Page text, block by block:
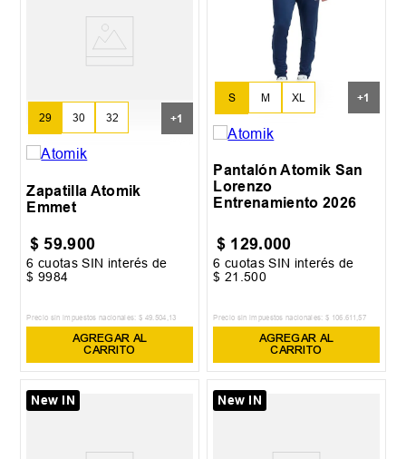
29 30 32
33
+1
Zapatilla Atomik
Emmet
$ 59.900
6 cuotas SIN interés de
$ 9984
Precio sin impuestos nacionales: $ 49 504 13
AGREGAR AL
CARRITO
S M XL
XXL
+1
Pantalón Atomik San
Lorenzo
Entrenamiento 2026
$ 129.000
6 cuotas SIN interés de
$ 21 .500
Precio sin impuestos nacionales: $ 106 611 ,57
AGREGAR AL
CARRITO
New IN New IN